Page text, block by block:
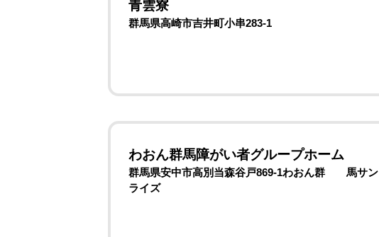
青雲寮
群馬県高崎市吉井町小串283-1
わおん群馬障がい者グループホーム
群馬県安中市高別当森谷戸869-1わおん群 馬サン
ライズ